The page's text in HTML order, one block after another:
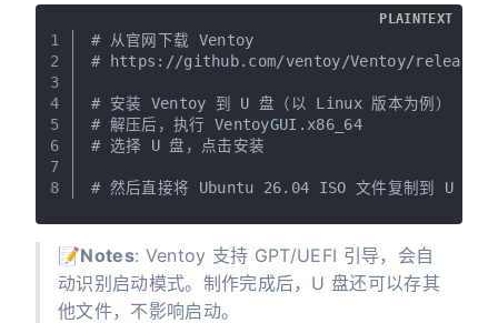
1
2
3
4
5
6
7
8
# 从官网下载 Ventoy
# https://github.com/ventoy/Ventoy/releases
# 安装 Ventoy 到 U 盘（以 Linux 版本为例）
# 解压后，执行 VentoyGUI.x86_64
# 选择 U 盘，点击安装
# 然后直接将 Ubuntu 26.04 ISO 文件复制到 U 盘根
PLAINTEXT
📝Notes: Ventoy 支持 GPT/UEFI 引导，会自
动识别启动模式。制作完成后，U 盘还可以存其
他文件，不影响启动。